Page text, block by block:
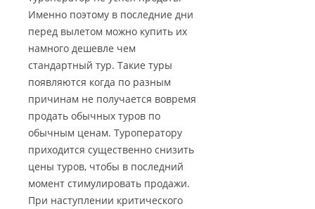
Именно поэтому в последние дни
перед вылетом можно купить их
намного дешевле чем
стандартный тур. Такие туры
появляются когда по разным
причинам не получается вовремя
продать обычных туров по
обычным ценам. Туроператору
приходится существенно снизить
цены туров, чтобы в последний
момент стимулировать продажи.
При наступлении критического